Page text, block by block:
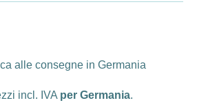
alle consegne in Germania
incl. IVA per Germania.